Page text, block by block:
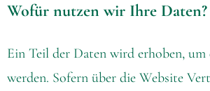
Wofür nutzen wir Ihre Daten?
Ein Teil der Daten wird erhoben,
werden. Sofern über die Website